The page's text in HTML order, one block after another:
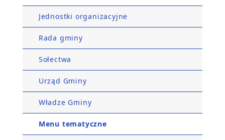
Jednostki organizacyjne
Rada gminy
Sołectwa
Urząd Gminy
Władze Gminy
Menu tematyczne